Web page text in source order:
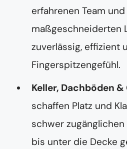
erfahrenen Team und
maßgeschneiderten
zuverlässig, effizient
Fingerspitzengefühl.
Keller, Dachböden &
schaffen Platz und
schwer
bis unter die Decke